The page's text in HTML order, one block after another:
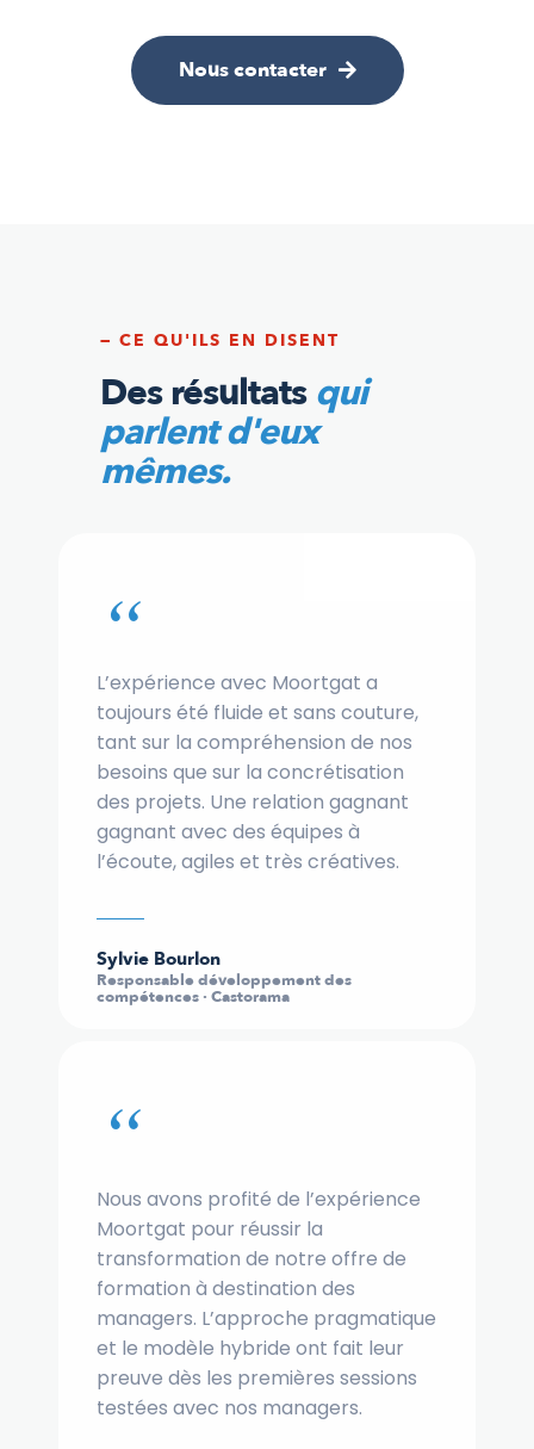
Nous contacter
— CE QU'ILS EN DISENT
Des résultatsqui
parlent d'eux
mêmes.
“
L’expérience avec Moortgat a
toujours été fluide et sans couture,
tant sur la compréhension de nos
besoins que sur la concrétisation
des projets. Une relation gagnant
gagnant avec des équipes à
l’écoute, agiles et très créatives.
Sylvie Bourlon
Responsable développement des
compétences · Castorama
“
Nous avons profité de l’expérience
Moortgat pour réussir la
transformation de notre offre de
formation à destination des
managers. L’approche pragmatique
et le modèle hybride ont fait leur
preuve dès les premières sessions
testées avec nos managers.